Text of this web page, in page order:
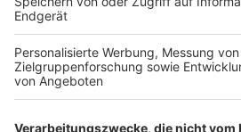
Der Bestellprozess ist mit
SERVICE HOTLINE